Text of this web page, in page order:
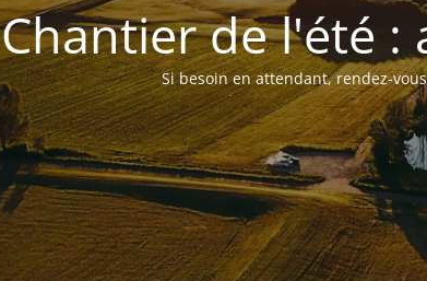
Chantier de l'été :
Si besoin en attendant, rendez-